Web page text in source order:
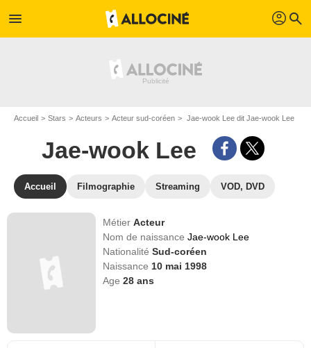
menu profil search
Accueil Stars Acteurs Acteur sud-coréen Jae-wook Lee dit Jae-wook Lee
Jae-wook Lee
Accueil Filmographie Streaming VOD, DVD
MétierActeur
Nom de naissanceJae-wook Lee
NationalitéSud-coréen
Naissance 10 mai 1998
Age28 ans